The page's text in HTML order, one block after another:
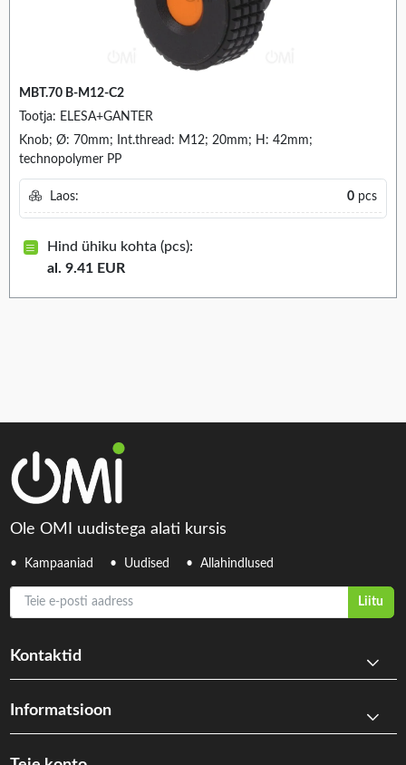
MBT.70 B-M12-C2
Tootja: ELESA+GANTER
Knob; Ø: 70mm; Int.thread: M12; 20mm; H: 42mm;
technopolymer PP
Laos: 0 pcs
Hind ühiku kohta (pcs):
al. 9.41 EUR
Ole OMI uudistega alati kursis
Kampaaniad Uudised Allahindlused
Teie e-posti aadress
Liitu
Kontaktid
Informatsioon